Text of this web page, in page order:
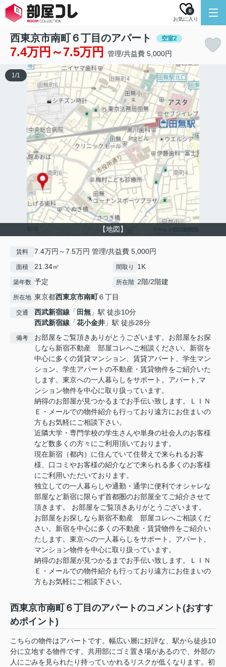
お気に入り
0
西東京市南町６丁目のアパート 空室2
7.4万円～7.5万円 管理/共益費 5,000円
【地図】
1/1
賃料 7.4万円～7.5万円 管理/共益費 5,000円
面積 21.34㎡ 間取り 1K
築年数 予定 所在階 2階/2階建
所在地 東京都西東京市南町６丁目
交通 西武新宿線 「 田無 」駅 徒歩10分
西武新宿線 「花小金井 」駅 徒歩28分
備考
お部屋をご覧頂きありがとうございます。お部屋をお探
しなら新宿不動産 部屋コレへご相談ください。新宿を
中心に多くの賃貸マンション、賃貸アパート、学生マン
ション、学生アパートの不動産・賃貸物件をご紹介いた
します。東京への一人暮らしをサポート。アパート,マ
ンション物件を中心に取り扱っています。
納得のお部屋が見つかるまでお手伝い致します。ＬＩＮ
Ｅ・メールでの物件紹介も行っており遠方にお住まいの
方もお気軽にご相談下さい。
近隣大学・専門学校の学生さんや単身の社会人のお客様
など数多くの方々にご利用頂いております。
現在新宿（都内）に住んでいて住替えで来られるお客
様、口コミやお客様の紹介などで来られる多くのお客様
にご利用いただいております。
独立しての一人暮らしや通勤・通学に便利でオシャレな
部屋など新宿に限らず首都圏のお部屋全てご紹介させて
頂きます。 お部屋をご覧頂きありがとうございます。
お部屋をお探しなら新宿不動産 部屋コレへご相談くだ
さい。新宿を中心に多くの不動産・賃貸物件をご紹介い
たします。東京への一人暮らしをサポート。アパート,
マンション物件を中心に取り扱っています。
納得のお部屋が見つかるまでお手伝い致します。ＬＩＮ
Ｅ・メールでの物件紹介も行っており遠方にお住まいの
方もお気軽にご相談下さい。
西東京市南町６丁目のアパートのコメント(おすす
めポイント)
こちらの物件はアパートです。幅広い層に好評な、駅から徒歩10
分に立地する物件です。共用部にゴミ置き場があるので、外部の
人にごみを見られたり持っていかれるリスクが低くなります。初